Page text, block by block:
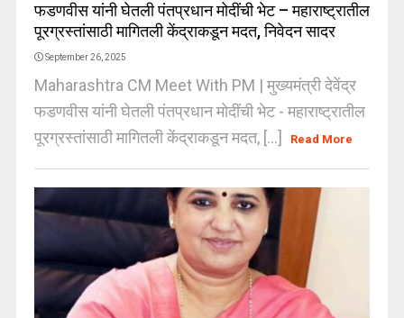
फडणवीस यांनी घेतली पंतप्रधान मोदींची भेट – महाराष्ट्रातील
पूरग्रस्तांसाठी मागितली केंद्राकडून मदत, निवेदन सादर
September 26, 2025
Maharashtra CM Meet With PM | मुख्यमंत्री देवेंद्र
फडणवीस यांनी घेतली पंतप्रधान मोदींची भेट - महाराष्ट्रातील
पूरग्रस्तांसाठी मागितली केंद्राकडून मदत, [...]
Read More